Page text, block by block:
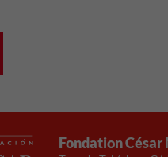
Fondation